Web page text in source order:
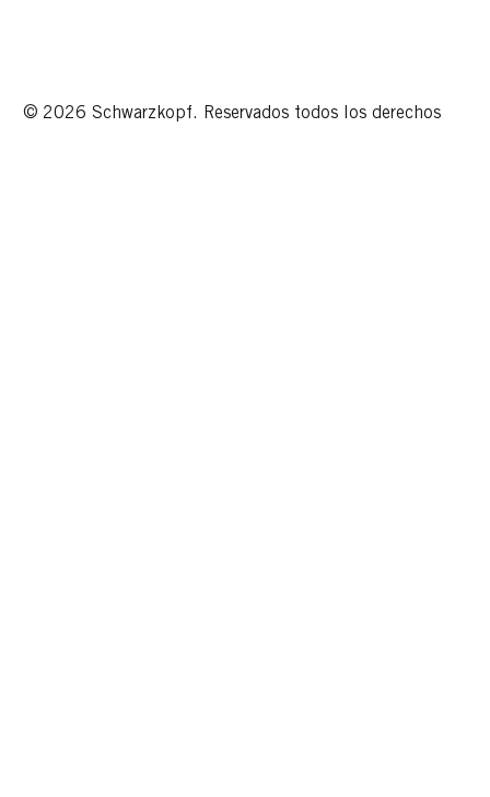
© 2026 Schwarzkopf. Reservados todos los derechos